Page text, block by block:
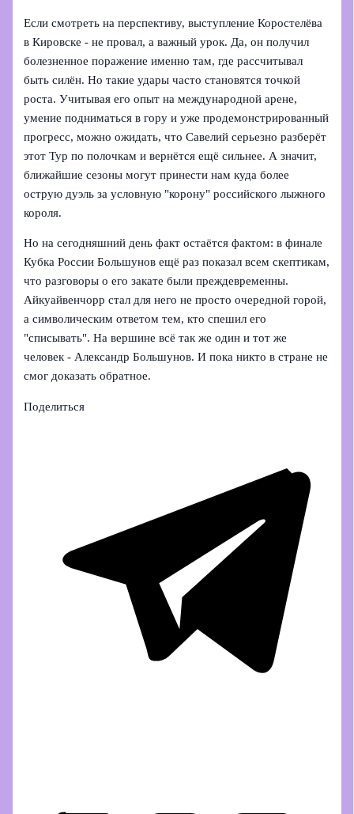
Если смотреть на перспективу, выступление Коростелёва
в Кировске - не провал, а важный урок. Да, он получил
болезненное поражение именно там, где рассчитывал
быть силён. Но такие удары часто становятся точкой
роста. Учитывая его опыт на международной арене,
умение подниматься в гору и уже продемонстрированный
прогресс, можно ожидать, что Савелий серьезно разберёт
этот Тур по полочкам и вернётся ещё сильнее. А значит,
ближайшие сезоны могут принести нам куда более
острую дуэль за условную "корону" российского лыжного
короля.
Но на сегодняшний день факт остаётся фактом: в финале
Кубка России Большунов ещё раз показал всем скептикам,
что разговоры о его закате были преждевременны.
Айкуайвенчорр стал для него не просто очередной горой,
а символическим ответом тем, кто спешил его
"списывать". На вершине всё так же один и тот же
человек - Александр Большунов. И пока никто в стране не
смог доказать обратное.
Поделиться